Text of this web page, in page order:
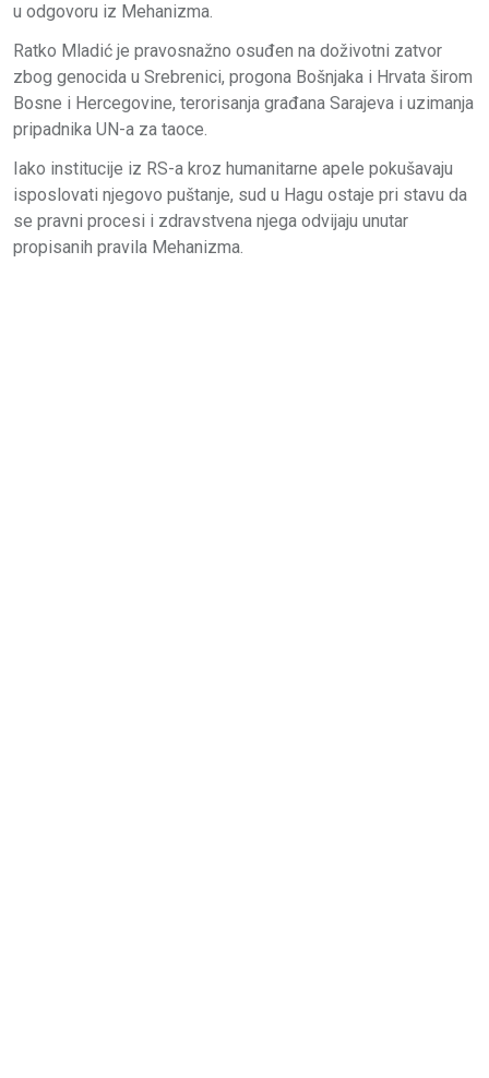
u odgovoru iz Mehanizma.
Ratko Mladić je pravosnažno osuđen na doživotni zatvor
zbog genocida u Srebrenici, progona Bošnjaka i Hrvata širom
Bosne i Hercegovine, terorisanja građana Sarajeva i uzimanja
pripadnika UN-a za taoce.
Iako institucije iz RS-a kroz humanitarne apele pokušavaju
isposlovati njegovo puštanje, sud u Hagu ostaje pri stavu da
se pravni procesi i zdravstvena njega odvijaju unutar
propisanih pravila Mehanizma.